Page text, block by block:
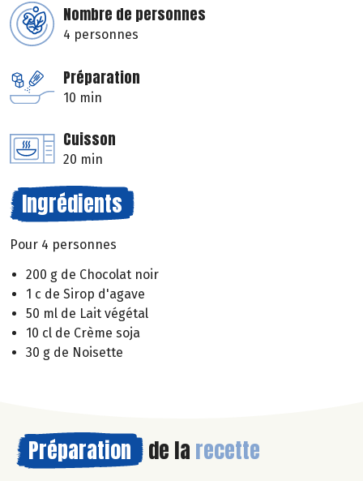
Nombre de personnes
4 personnes
Préparation
10 min
Cuisson
20 min
Ingrédients
Pour 4 personnes
200 g de Chocolat noir
1 c de Sirop d'agave
50 ml de Lait végétal
10 cl de Crème soja
30 g de Noisette
Préparation de la recette